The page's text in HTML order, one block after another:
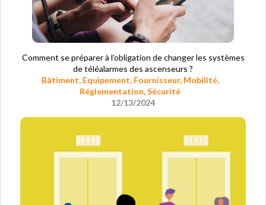
Comment se préparer à l’obligation de changer les systèmes
de téléalarmes des ascenseurs ?
Bâtiment, Equipement, Fournisseur, Mobilité,
Réglementation,Sécurité
12/13/2024